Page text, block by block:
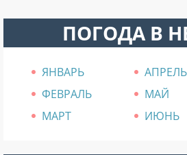
ПОГОДА В
ЯНВАРЬ АПРЕЛЬ
ФЕВРАЛЬ
МАЙ
МАРТ
ИЮНЬ